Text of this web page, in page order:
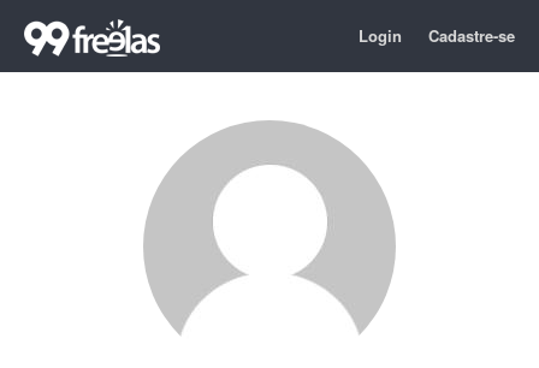
Login Cadastre-se